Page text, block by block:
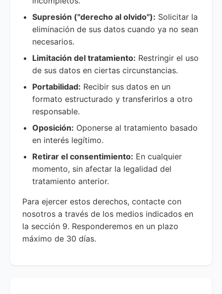
Supresión ("derecho al olvido"): Solicitar la
eliminación de sus datos cuando ya no sean
necesarios.
Limitación del tratamiento: Restringir el uso
de sus datos en ciertas circunstancias.
Portabilidad: Recibir sus datos en un
formato estructurado y transferirlos a otro
responsable.
Oposición: Oponerse al tratamiento basado
en interés legítimo.
Retirar el consentimiento: En cualquier
momento, sin afectar la legalidad del
tratamiento anterior.
Para ejercer estos derechos, contacte con
nosotros a través de los medios indicados en
la sección 9. Responderemos en un plazo
máximo de 30 días.